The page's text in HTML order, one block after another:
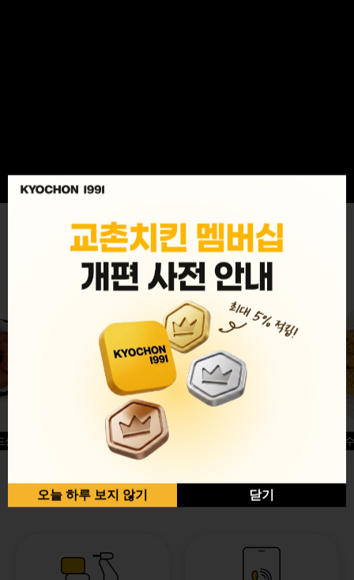
MENU
글윙
반반순살[레드+허니]
허니옥
오늘 하루 보지 않기 닫기